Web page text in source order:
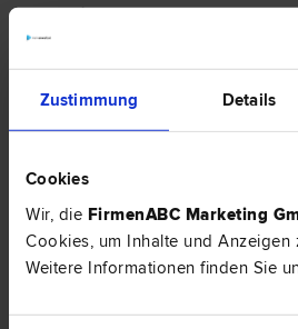
Zustimmung Details
Cookies
Wir, die FirmenABC Marketing
Cookies, um Inhalte und Anzeigen
Weitere Informationen finden Sie
"Arbeitsrecht"
EXPERTENTIPP